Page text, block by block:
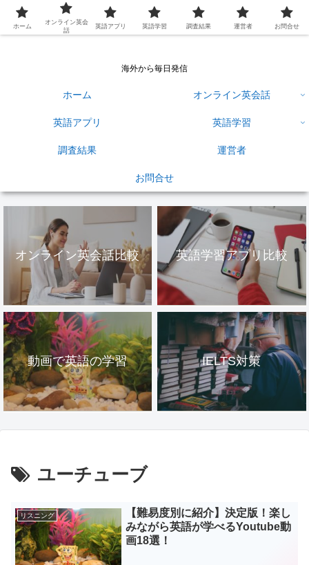
英語学習ひろば
海外から毎日発信
ホーム オンライン英会話
英語アプリ 英語学習
調査結果 運営者
お問合せ
オンライン英会話比較 英語学習アプリ比較
動画で英語の学習 IELTS対策
ユーチューブ
リスニング
【難易度別に紹介】決定版！楽し
みながら英語が学べるYoutube動
画18選！
ホーム
オンライン英会
話
英語アプリ 英語学習 調査結果 運営者 お問合せ